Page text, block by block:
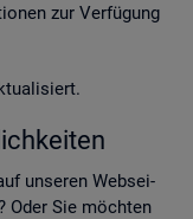
zur Ver­fü­gung
un­se­ren Web­sei­
Oder Sie möch­ten